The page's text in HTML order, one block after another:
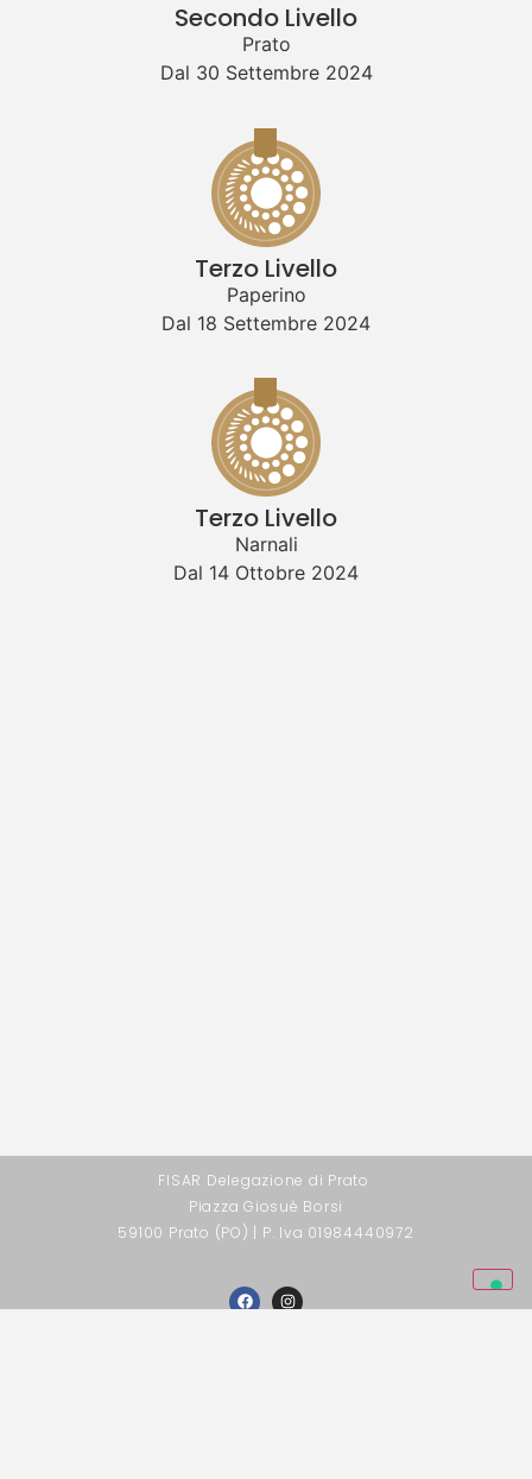
Secondo Livello
Prato
Dal 30 Settembre 2024
Terzo Livello
Paperino
Dal 18 Settembre 2024
Terzo Livello
Narnali
Dal 14 Ottobre 2024
FISAR Delegazione di Prato
Piazza Giosuè Borsi
59100 Prato (PO) | P. Iva 01984440972